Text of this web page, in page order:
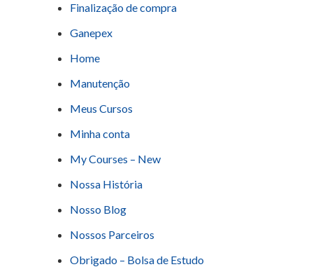
Finalização de compra
Ganepex
Home
Manutenção
Meus Cursos
Minha conta
My Courses – New
Nossa História
Nosso Blog
Nossos Parceiros
Obrigado – Bolsa de Estudo